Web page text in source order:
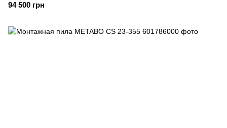
94 500 грн